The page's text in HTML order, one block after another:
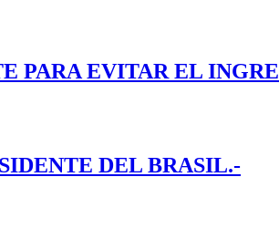
PARA EVITAR EL
DEL BRASIL.-